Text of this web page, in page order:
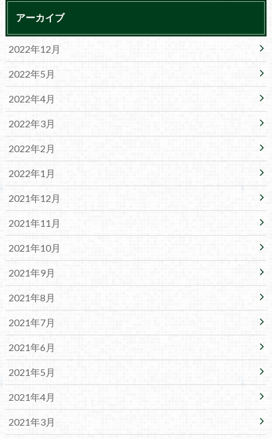
アーカイブ
2022年12月
2022年5月
2022年4月
2022年3月
2022年2月
2022年1月
2021年12月
2021年11月
2021年10月
2021年9月
2021年8月
2021年7月
2021年6月
2021年5月
2021年4月
2021年3月